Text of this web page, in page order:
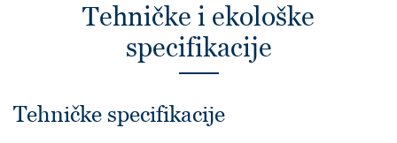
Tehničke i ekološke
specifikacije
Tehničke specifikacije